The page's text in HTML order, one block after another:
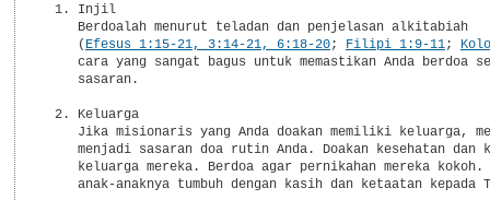
  1. Injil
     Berdoalah menurut teladan dan penjelasan alkitabiah
     (
Efesus 1:15-21, 3:14-21, 6:18-20; Filipi 1:9-11;
cara yang sangat bagus untuk memastikan Anda berdoa
     sasaran.
  2. Keluarga
Jika misionaris yang Anda doakan memiliki keluarga,
menjadi sasaran doa rutin Anda. Doakan kesehatan dan
keluarga mereka. Berdoa agar pernikahan mereka kokoh.
anak-anaknya tumbuh dengan kasih dan ketaatan kepada